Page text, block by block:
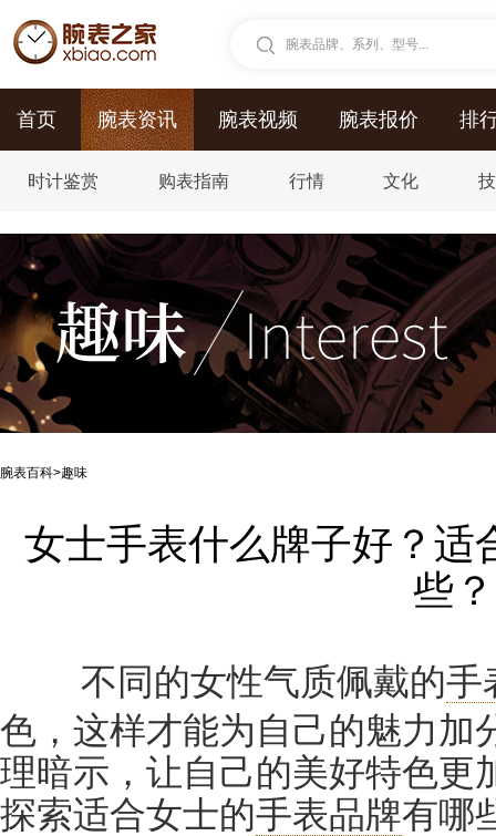
腕表品牌、系列、型号...
首页 腕表资讯 腕表视频 腕表报价 排
时计鉴赏 购表指南 行情 文化
腕表百科>趣味
女士手表什么牌子好？适
些？
不同的女性气质佩戴的手
色，这样才能为自己的魅力加
理暗示，让自己的美好特色更
探索适合女士的手表品牌有哪